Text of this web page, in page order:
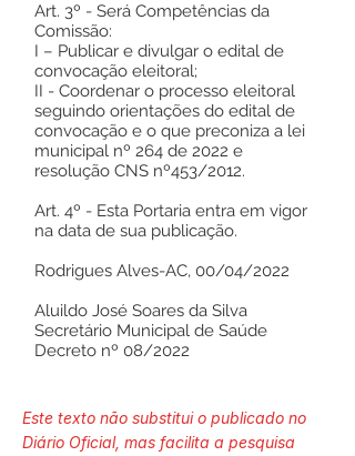
Art. 3º - Será Competências da
Comissão:
I – Publicar e divulgar o edital de
convocação eleitoral;
II - Coordenar o processo eleitoral
seguindo orientações do edital de
convocação e o que preconiza a lei
municipal nº 264 de 2022 e
resolução CNS nº453/2012.
Art. 4º - Esta Portaria entra em vigor
na data de sua publicação.
Rodrigues Alves-AC, 00/04/2022
Aluildo José Soares da Silva
Secretário Municipal de Saúde
Decreto nº 08/2022
Este texto não substitui o publicado no
Diário Oficial, mas facilita a pesquisa